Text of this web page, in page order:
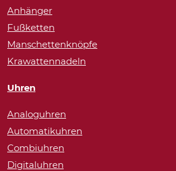
Anhänger
Fußketten
Manschettenknöpfe
Krawattennadeln
Uhren
Analoguhren
Automatikuhren
Combiuhren
Digitaluhren